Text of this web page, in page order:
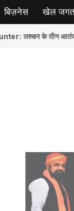
बिज़नेस खेल जगत
के तीन आतंकी